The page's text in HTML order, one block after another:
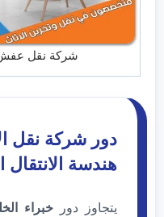
شركة نقل عفش
دور شركة نقل
هندسة
يتجاوز دور خبراء